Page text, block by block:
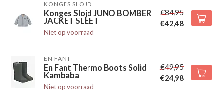
KONGES SLOJD
Konges Slojd JUNO BOMBER
JACKET SLEET
Niet op voorraad
€84,95
€42,48
EN FANT
En Fant Thermo Boots Solid
Kambaba
Niet op voorraad
€49,95
€24,98